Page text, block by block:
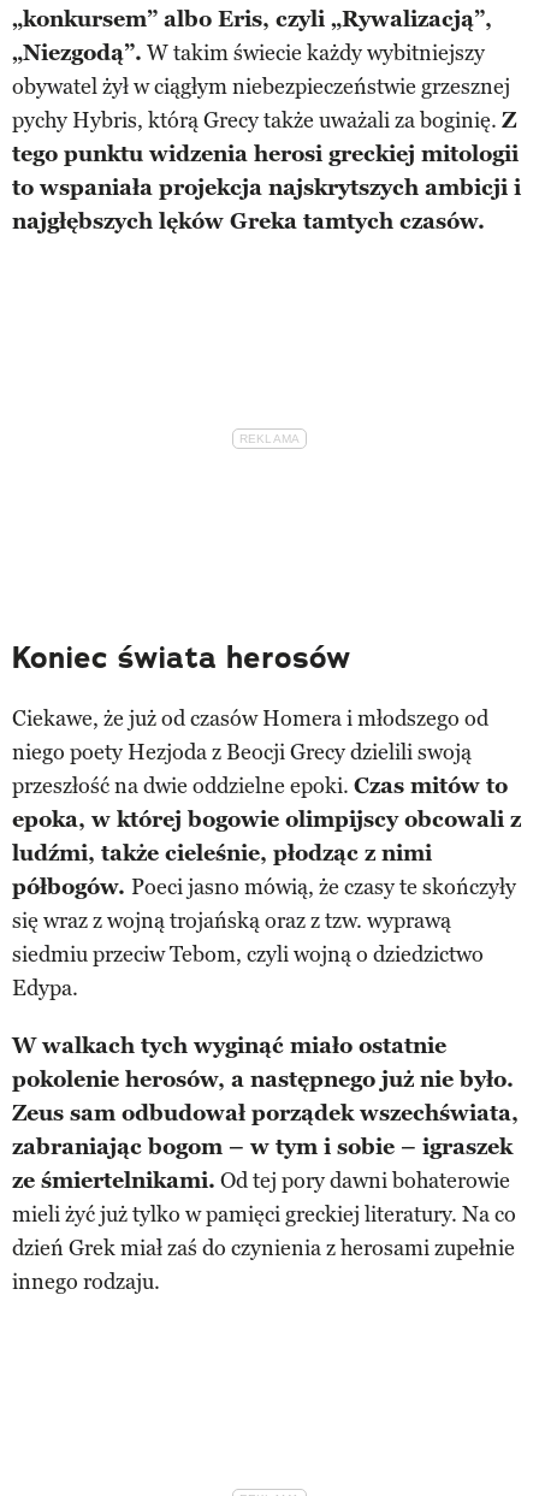
„konkursem” albo Eris, czyli „Rywalizacją”,
„Niezgodą”. W takim świecie każdy wybitniejszy
obywatel żył w ciągłym niebezpieczeństwie grzesznej
pychy Hybris, którą Grecy także uważali za boginię. Z
tego punktu widzenia herosi greckiej mitologii
to wspaniała projekcja najskrytszych ambicji i
najgłębszych lęków Greka tamtych czasów.
Koniec świata herosów
Ciekawe, że już od czasów Homera i młodszego od
niego poety Hezjoda z Beocji Grecy dzielili swoją
przeszłość na dwie oddzielne epoki. Czas mitów to
epoka, w której bogowie olimpijscy obcowali z
ludźmi, także cieleśnie, płodząc z nimi
półbogów. Poeci jasno mówią, że czasy te skończyły
się wraz z wojną trojańską oraz z tzw. wyprawą
siedmiu przeciw Tebom, czyli wojną o dziedzictwo
Edypa.
W walkach tych wyginąć miało ostatnie
pokolenie herosów, a następnego już nie było.
Zeus sam odbudował porządek wszechświata,
zabraniając bogom – w tym i sobie – igraszek
ze śmiertelnikami. Od tej pory dawni bohaterowie
mieli żyć już tylko w pamięci greckiej literatury. Na co
dzień Grek miał zaś do czynienia z herosami zupełnie
innego rodzaju.